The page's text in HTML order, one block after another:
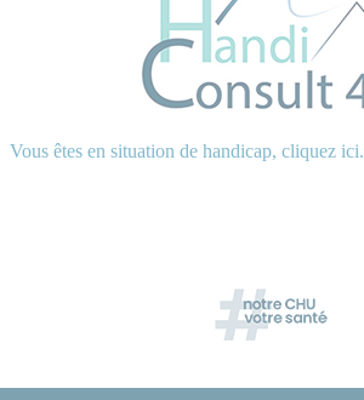
Vous êtes en situation de handicap, cliquez ici.